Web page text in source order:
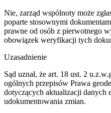
Nie, zarząd wspólnoty może
poparte stosownymi
prawne od osób z pierwotnego
obowiązek weryfikacji tych
Uzasadnienie
Sąd uznał, że art. 18 ust. 2
ogólnych przepisów Prawa
dotyczących aktualizacji danych
udokumentowania zmian.